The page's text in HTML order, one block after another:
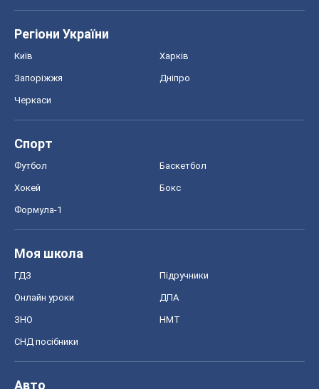
Регіони України
Київ Харків
Запоріжжя Дніпро
Черкаси
Спорт
Футбол Баскетбол
Хокей Бокс
Формула-1
Моя школа
ГДЗ Підручники
Онлайн уроки ДПА
ЗНО НМТ
СНД посібники
Авто